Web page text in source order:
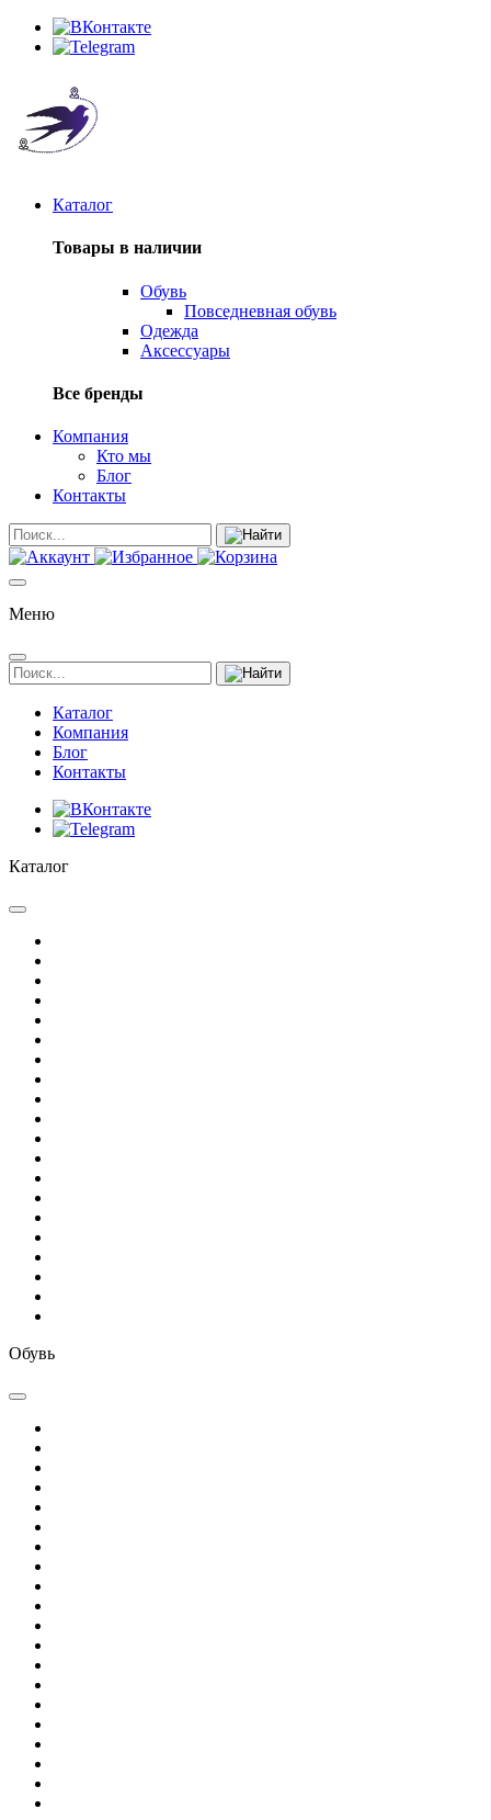
Каталог
Товары в наличии
Обувь
Повседневная обувь
Одежда
Аксессуары
Все бренды
Компания
Кто мы
Блог
Контакты
Меню
Каталог
Компания
Блог
Контакты
Каталог
Обувь